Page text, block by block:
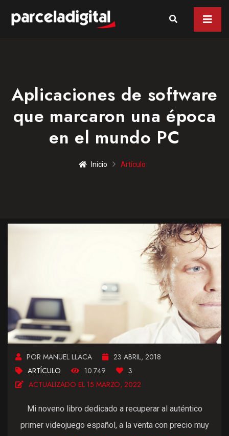
Aplicaciones de software
que marcaron una época
en el mundo PC
Inicio Artículo
POR MANUEL LLACA
23 ABRIL, 2018
ARTÍCULO
10.749
3
ACTUALIZADO EL 15 MARZO, 2022
Mi noveno libro dedicado a recuperar al auténtico
primer videojuego español, a la venta con precio muy